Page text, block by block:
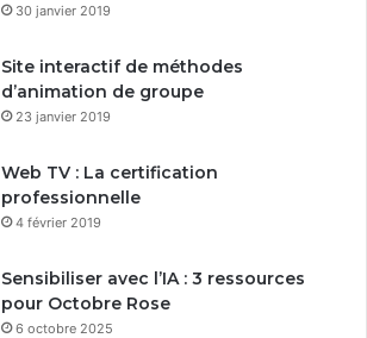
30 janvier 2019
Site interactif de méthodes
d’animation de groupe
23 janvier 2019
Web TV : La certification
professionnelle
4 février 2019
Sensibiliser avec l’IA : 3 ressources
pour Octobre Rose
6 octobre 2025